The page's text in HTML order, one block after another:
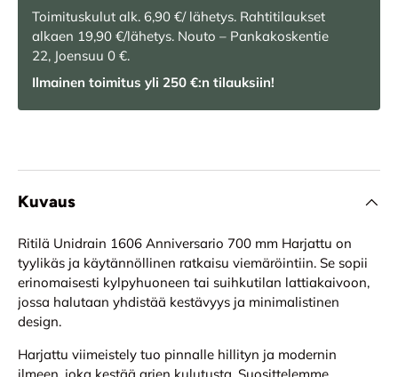
Toimituskulut alk. 6,90 €/ lähetys. Rahtitilaukset
alkaen 19,90 €/lähetys. Nouto – Pankakoskentie
22, Joensuu 0 €.
Ilmainen toimitus yli 250 €:n tilauksiin!
Kuvaus
Ritilä Unidrain 1606 Anniversario 700 mm Harjattu on
tyylikäs ja käytännöllinen ratkaisu viemäröintiin. Se sopii
erinomaisesti kylpyhuoneen tai suihkutilan lattiakaivoon,
jossa halutaan yhdistää kestävyys ja minimalistinen
design.
Harjattu viimeistely tuo pinnalle hillityn ja modernin